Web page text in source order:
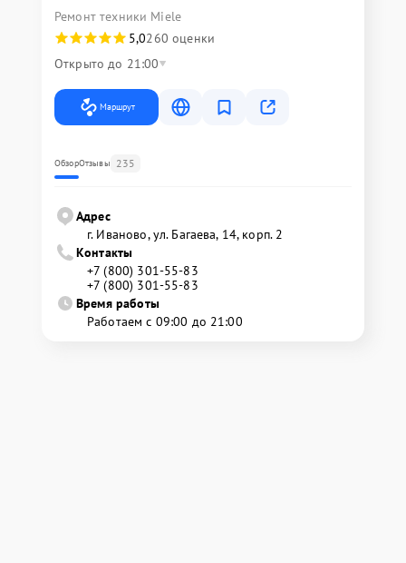
Ремонт техники Miele
5,0260 оценки
Открыто до 21:00
Маршрут
ОбзорОтзывы 235
Адрес
г. Иваново, ул. Багаева, 14, корп. 2
Контакты
+7 (800) 301-55-83
+7 (800) 301-55-83
Время работы
Работаем с 09:00 до 21:00